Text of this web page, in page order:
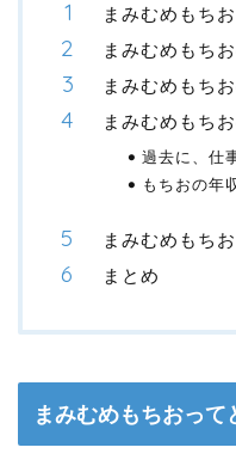
まみむめもち
まみむめもち
まみむめもち
まみむめもち
過去に、仕
もちおの年
まみむめもち
まとめ
まみむめもちおっ